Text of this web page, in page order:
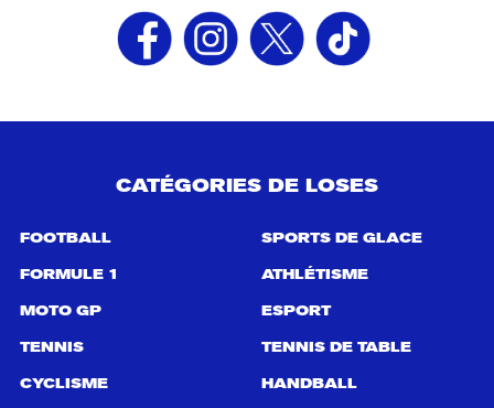
CATÉGORIES DE LOSES
FOOTBALL
FORMULE 1
MOTO GP
TENNIS
CYCLISME
SPORTS DE GLACE
ATHLÉTISME
ESPORT
TENNIS DE TABLE
HANDBALL